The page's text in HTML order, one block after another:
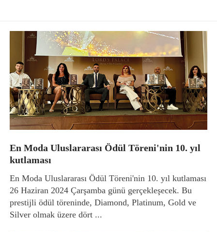
En Moda Uluslararası Ödül Töreni'nin 10. yıl
kutlaması
En Moda Uluslararası Ödül Töreni'nin 10. yıl kutlaması
26 Haziran 2024 Çarşamba günü gerçekleşecek. Bu
prestijli ödül töreninde, Diamond, Platinum, Gold ve
Silver olmak üzere dört ...